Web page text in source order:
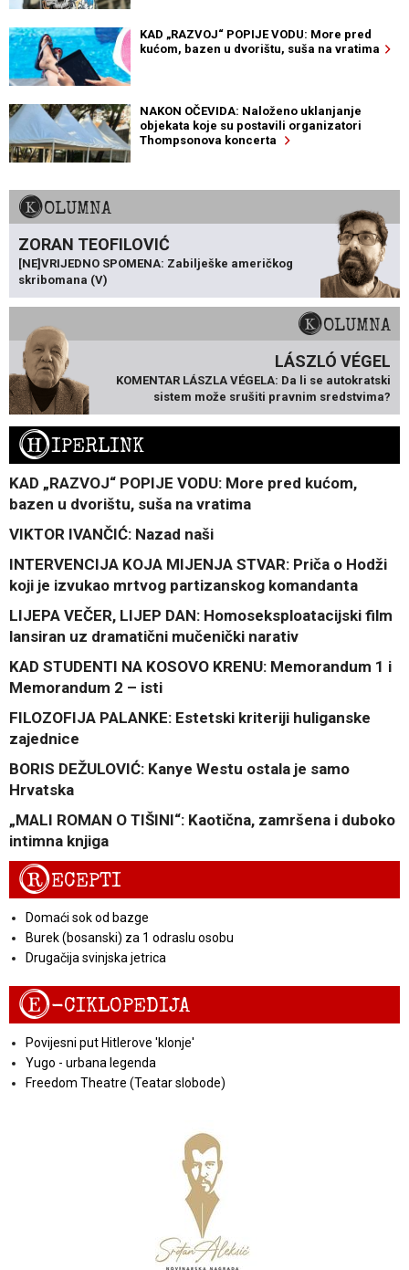
KAD „RAZVOJ“ POPIJE VODU: More pred
kućom, bazen u dvorištu, suša na vratima
NAKON OČEVIDA: Naloženo uklanjanje
objekata koje su postavili organizatori
Thompsonova koncerta
KOLUMNA
ZORAN TEOFILOVIĆ
[NE]VRIJEDNO SPOMENA: Zabilješke američkog
skribomana (V)
KOLUMNA
LÁSZLÓ VÉGEL
KOMENTAR LÁSZLA VÉGELA: Da li se autokratski
sistem može srušiti pravnim sredstvima?
HIPERLINK
KAD „RAZVOJ“ POPIJE VODU: More pred kućom,
bazen u dvorištu, suša na vratima
VIKTOR IVANČIĆ: Nazad naši
INTERVENCIJA KOJA MIJENJA STVAR: Priča o Hodži
koji je izvukao mrtvog partizanskog komandanta
LIJEPA VEČER, LIJEP DAN: Homoseksploatacijski film
lansiran uz dramatični mučenički narativ
KAD STUDENTI NA KOSOVO KRENU: Memorandum 1 i
Memorandum 2 – isti
FILOZOFIJA PALANKE: Estetski kriteriji huliganske
zajednice
BORIS DEŽULOVIĆ: Kanye Westu ostala je samo
Hrvatska
„MALI ROMAN O TIŠINI“: Kaotična, zamršena i duboko
intimna knjiga
RECEPTI
Domaći sok od bazge
Burek (bosanski) za 1 odraslu osobu
Drugačija svinjska jetrica
E-CIKLOPEDIJA
Povijesni put Hitlerove 'klonje'
Yugo - urbana legenda
Freedom Theatre (Teatar slobode)